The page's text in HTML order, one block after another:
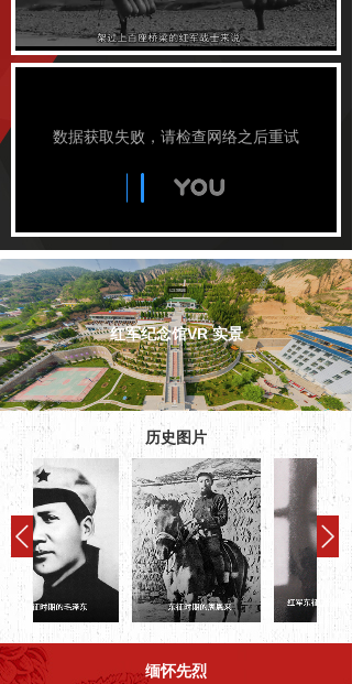
红军纪念馆VR 实景
历史图片
缅怀先烈